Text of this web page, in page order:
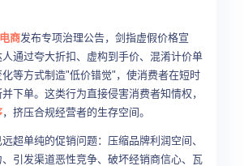
商发布专项治理公告，剑指虚假价格宣
通过夸大折扣、虚构到手价、混淆计价单
等方式制造"低价错觉"，使消费者在短时
下单。这类行为直接侵害消费者知情权，
，挤压合规经营者的生存空间。
超单纯的促销问题：压缩品牌利润空间、
引发渠道恶性竞争、破坏经销商信心、瓦